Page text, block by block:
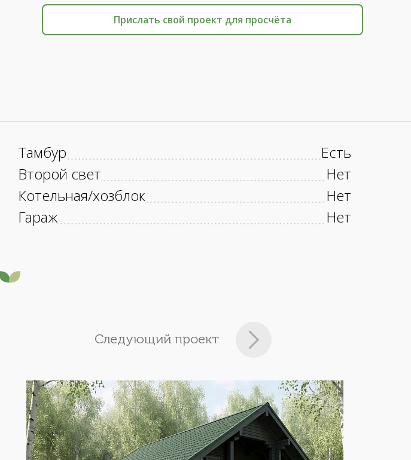
Прислать свой проект для просчёта
Тамбур
Есть
Второй свет
Нет
Котельная/хозблок
Нет
Гараж
Нет
Следующий проект